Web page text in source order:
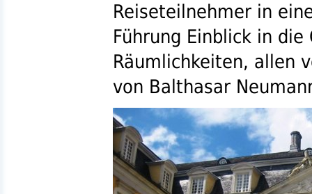
Reiseteilnehmer in
Führung Einblick in
Räumlichkeiten, allen
von Balthasar